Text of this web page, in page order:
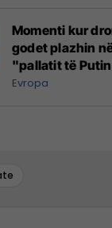
Momenti kur
godet plazhin
"pallatit të
Evropa